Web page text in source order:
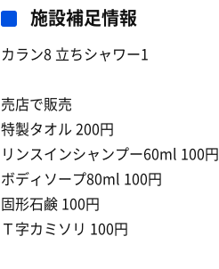
施設補足情報
カラン8 立ちシャワー1
売店で販売
特製タオル 200円
リンスインシャンプー60ml 100円
ボディソープ80ml 100円
固形石鹸 100円
Ｔ字カミソリ 100円